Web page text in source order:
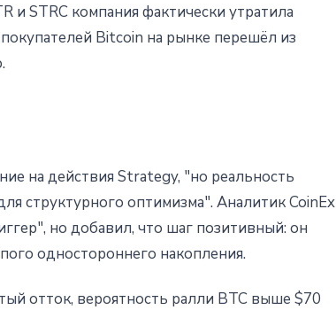
и STRC компания фактически утратила
Bitcoin на рынке перешёл из
на действия Strategy, "но реальность
структурного оптимизма". Аналитик CoinEx
но добавил, что шаг позитивный: он
одностороннего накопления.
отток, вероятность ралли BTC выше $70